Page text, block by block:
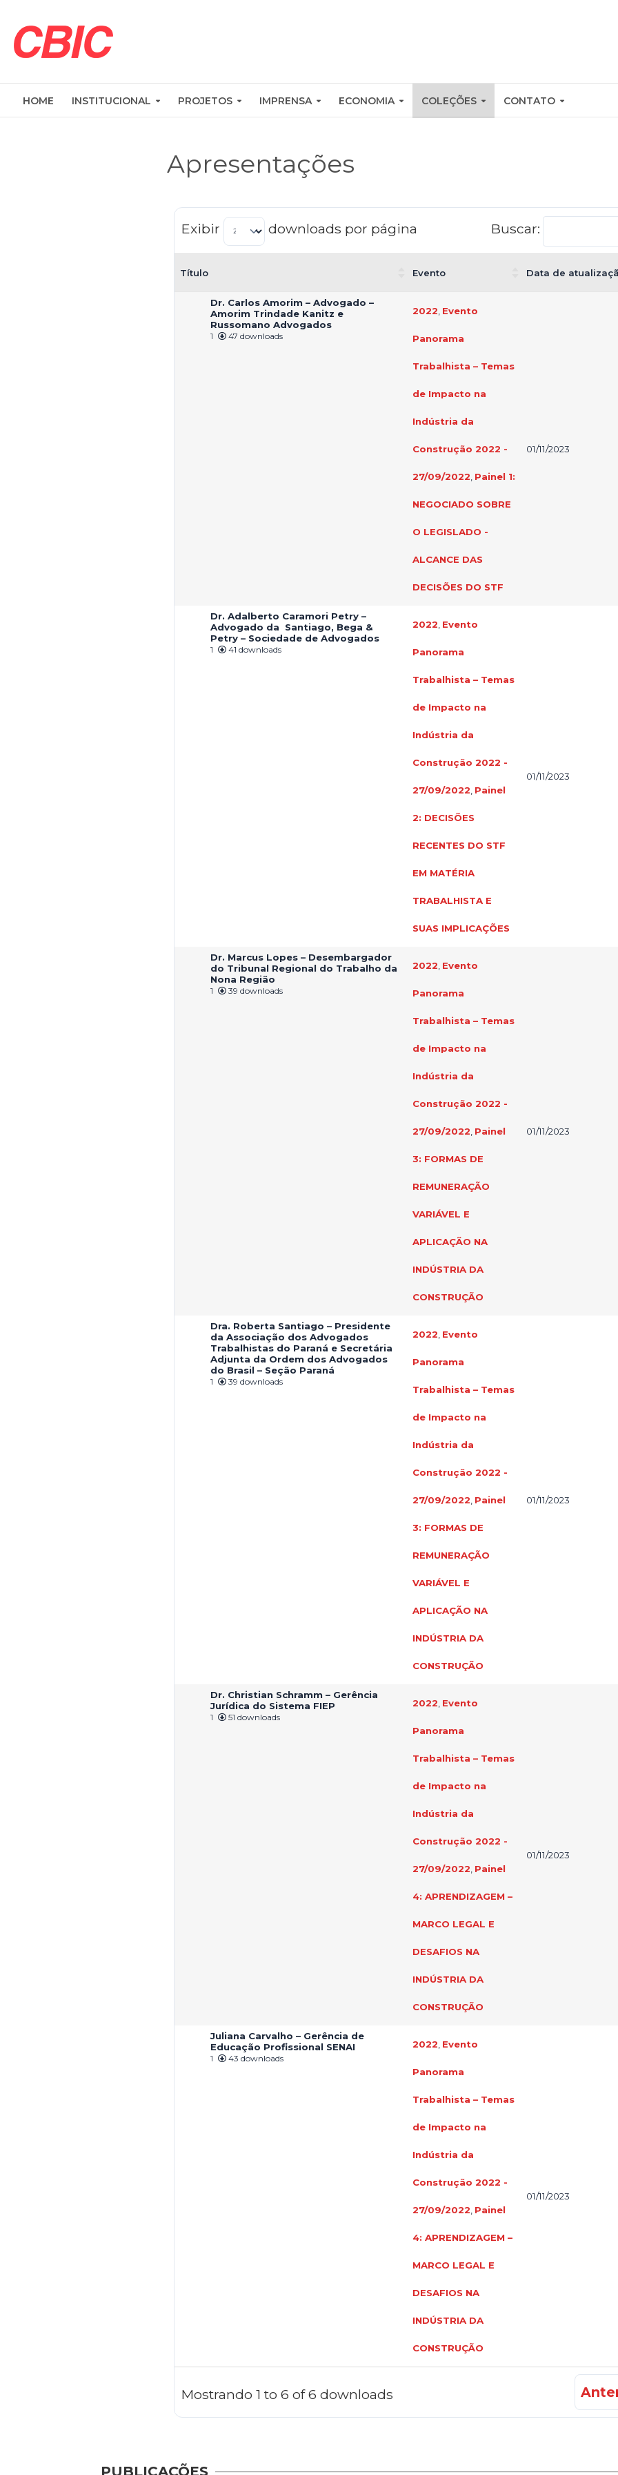
HOME INSTITUCIONAL PROJETOS IMPRENSA ECONOMIA COLEÇÕES CONTATO
Apresentações
Exibir downloads por página Buscar:
Título Evento Data de
Dr. Carlos Amorim – Advogado –
Amorim Trindade Kanitz e
Russomano Advogados
1 47 downloads
2022 Evento
Panorama
Trabalhista – Temas
de Impacto na
Indústria da
Construção 2022 -
27/09/2022 Painel 1:
NEGOCIADO SOBRE
O LEGISLADO -
ALCANCE DAS
DECISÕES DO STF
01/11/2023
Dr. Adalberto Caramori Petry –
Advogado da Santiago, Bega &
Petry – Sociedade de Advogados
1 41 downloads
2022 Evento
Panorama
Trabalhista – Temas
de Impacto na
Indústria da
Construção 2022 -
27/09/2022 Painel
2: DECISÕES
RECENTES DO STF
EM MATÉRIA
TRABALHISTA E
SUAS IMPLICAÇÕES
01/11/2023
Dr. Marcus Lopes – Desembargador
do Tribunal Regional do Trabalho da
Nona Região
1 39 downloads
2022 Evento
Panorama
Trabalhista – Temas
de Impacto na
Indústria da
Construção 2022 -
27/09/2022 Painel
3: FORMAS DE
REMUNERAÇÃO
VARIÁVEL E
APLICAÇÃO NA
INDÚSTRIA DA
CONSTRUÇÃO
01/11/2023
Dra. Roberta Santiago – Presidente
da Associação dos Advogados
Trabalhistas do Paraná e Secretária
Adjunta da Ordem dos Advogados
do Brasil – Seção Paraná
1 39 downloads
2022 Evento
Panorama
Trabalhista – Temas
de Impacto na
Indústria da
Construção 2022 -
27/09/2022 Painel
3: FORMAS DE
REMUNERAÇÃO
VARIÁVEL E
APLICAÇÃO NA
INDÚSTRIA DA
CONSTRUÇÃO
01/11/2023
Dr. Christian Schramm – Gerência
Jurídica do Sistema FIEP
1 51 downloads
2022 Evento
Panorama
Trabalhista – Temas
de Impacto na
Indústria da
Construção 2022 -
27/09/2022 Painel
4: APRENDIZAGEM –
MARCO LEGAL E
DESAFIOS NA
INDÚSTRIA DA
CONSTRUÇÃO
01/11/2023
Juliana Carvalho – Gerência de
Educação Profissional SENAI
1 43 downloads
2022 Evento
Panorama
Trabalhista – Temas
de Impacto na
Indústria da
Construção 2022 -
27/09/2022 Painel
4: APRENDIZAGEM –
MARCO LEGAL E
DESAFIOS NA
INDÚSTRIA DA
CONSTRUÇÃO
01/11/2023
Mostrando 1 to 6 of 6 downloads
PUBLICAÇÕES